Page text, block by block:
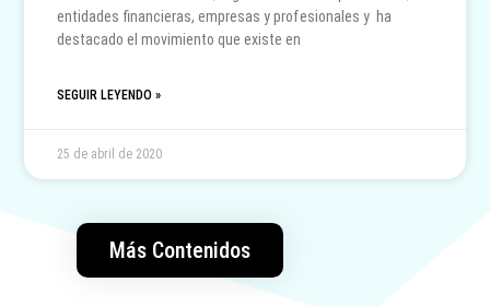
entidades financieras, empresas y profesionales y ha
destacado el movimiento que existe en
SEGUIR LEYENDO »
25 de abril de 2020
Más Contenidos